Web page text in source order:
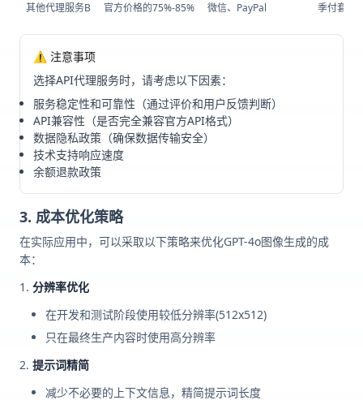
其他代理服务B
官方价格的75%-85% 微信、PayPal 季付套餐
⚠️ 注意事项
选择API代理服务时，请考虑以下因素：
服务稳定性和可靠性（通过评价和用户反馈判断）
API兼容性（是否完全兼容官方API格式）
数据隐私政策（确保数据传输安全）
技术支持响应速度
余额退款政策
3. 成本优化策略
在实际应用中，可以采取以下策略来优化GPT-4o图像生成的成
本：
分辨率优化
在开发和测试阶段使用较低分辨率(512x512)
只在最终生产内容时使用高分辨率
提示词精简
减少不必要的上下文信息，精简提示词长度